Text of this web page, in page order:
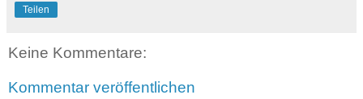
Teilen
Keine Kommentare:
Kommentar veröffentlichen